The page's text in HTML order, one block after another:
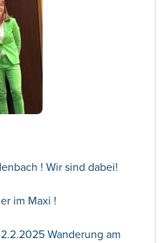
! Wir sind dabei!
im Maxi !
Wanderung am